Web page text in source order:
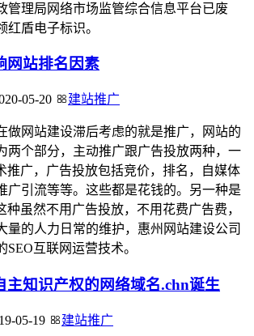
管理局网络市场监管综合信息平台已废
红盾电子标识。
网站排名因素
05-20 建站推广
做网站建设滞后考虑的就是推广，网站的
两个部分，主动推广跟广告投放两种，一
推广，广告投放包括竞价，排名，自媒体
广引流等等。这些都是花钱的。另一种是
种虽然不用广告投放，不用花费广告费，
量的人力日常的维护，惠州网站建设公司
SEO互联网运营技术。
主知识产权的网络域名.chn诞生
05-19 建站推广